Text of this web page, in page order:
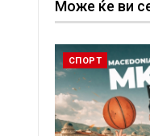
Може ќе ви
СПОРТ